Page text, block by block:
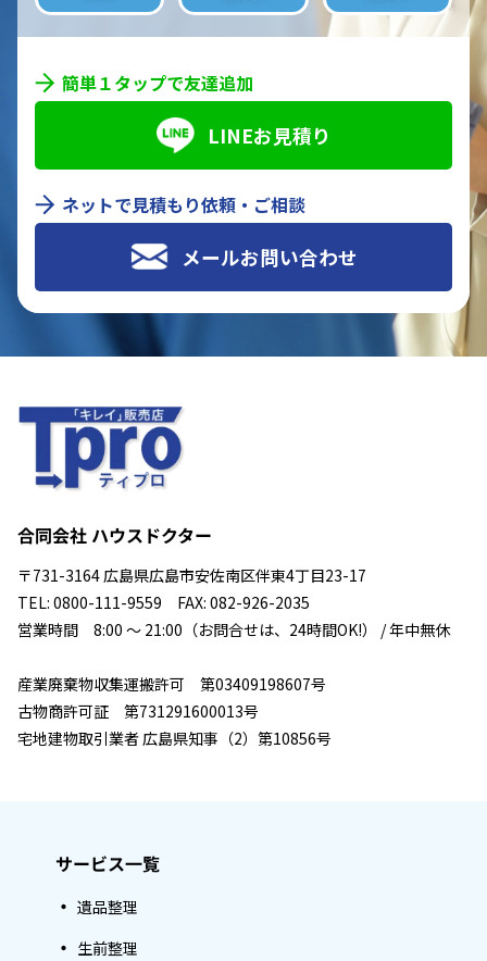
簡単１タップで友達追加
LINEお見積り
ネットで見積もり依頼・ご相談
メールお問い合わせ
合同会社 ハウスドクター
〒731-3164 広島県広島市安佐南区伴東4丁目23-17
TEL: 0800-111-9559 FAX: 082-926-2035
営業時間 8:00 ～ 21:00（お問合せは、24時間OK!） / 年中無休
産業廃棄物収集運搬許可 第03409198607号
古物商許可証 第731291600013号
宅地建物取引業者 広島県知事（2）第10856号
サービス一覧
遺品整理
生前整理